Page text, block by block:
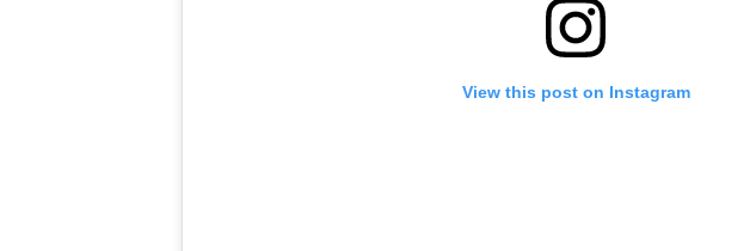
View this post on Instagram